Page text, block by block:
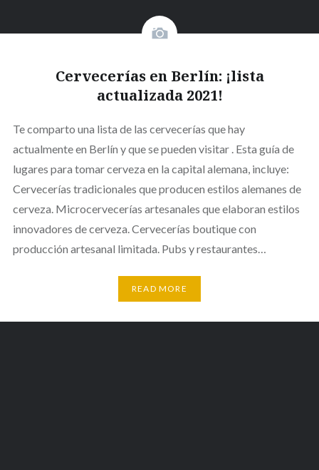
Cervecerías en Berlín: ¡lista
actualizada 2021!
Te comparto una lista de las cervecerías que hay
actualmente en Berlín y que se pueden visitar . Esta guía de
lugares para tomar cerveza en la capital alemana, incluye:
Cervecerías tradicionales que producen estilos alemanes de
cerveza. Microcervecerías artesanales que elaboran estilos
innovadores de cerveza. Cervecerías boutique con
producción artesanal limitada. Pubs y restaurantes…
READ MORE